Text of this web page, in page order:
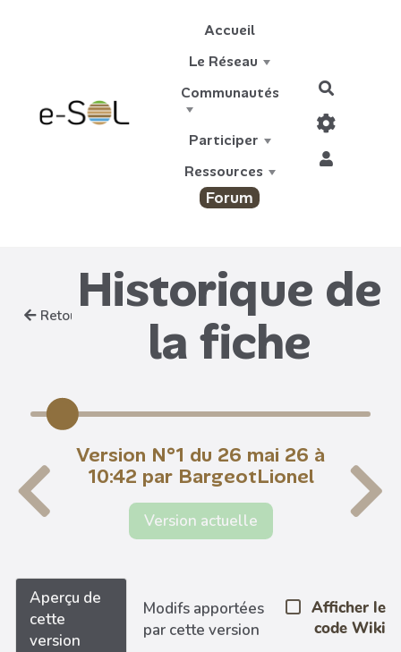
Accueil
Le Réseau
Communautés
Participer
Ressources
Forum
Retour Historique de
la fiche
Version N°1 du 26 mai 26 à
10:42 par BargeotLionel
Version actuelle
Aperçu de
cette
version
Modifs apportées
par cette version
Afficher le
code Wiki